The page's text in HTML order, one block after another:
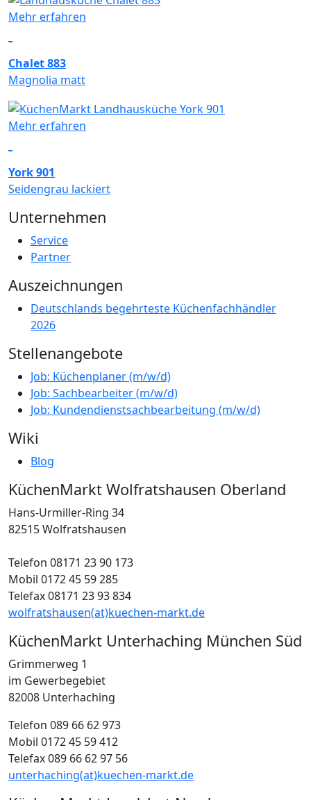
Mehr erfahren
Chalet 883
Magnolia matt
Mehr erfahren
York 901
Seidengrau lackiert
Unternehmen
Service
Partner
Auszeichnungen
Deutschlands begehrteste Küchenfachhändler
2026
Stellenangebote
Job: Küchenplaner (m/w/d)
Job: Sachbearbeiter (m/w/d)
Job: Kundendienstsachbearbeitung (m/w/d)
Wiki
Blog
KüchenMarkt Wolfratshausen Oberland
Hans-Urmiller-Ring 34
82515 Wolfratshausen
Telefon 08171 23 90 173
Mobil 0172 45 59 285
Telefax 08171 23 93 834
wolfratshausen(at)kuechen-markt.de
KüchenMarkt Unterhaching München Süd
Grimmerweg 1
im Gewerbegebiet
82008 Unterhaching
Telefon 089 66 62 973
Mobil 0172 45 59 412
Telefax 089 66 62 97 56
unterhaching(at)kuechen-markt.de